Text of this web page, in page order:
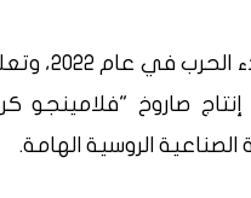
يُذكر أن شركة
صاروخ "فلامينجو
الصناعية الروسية الهامة.